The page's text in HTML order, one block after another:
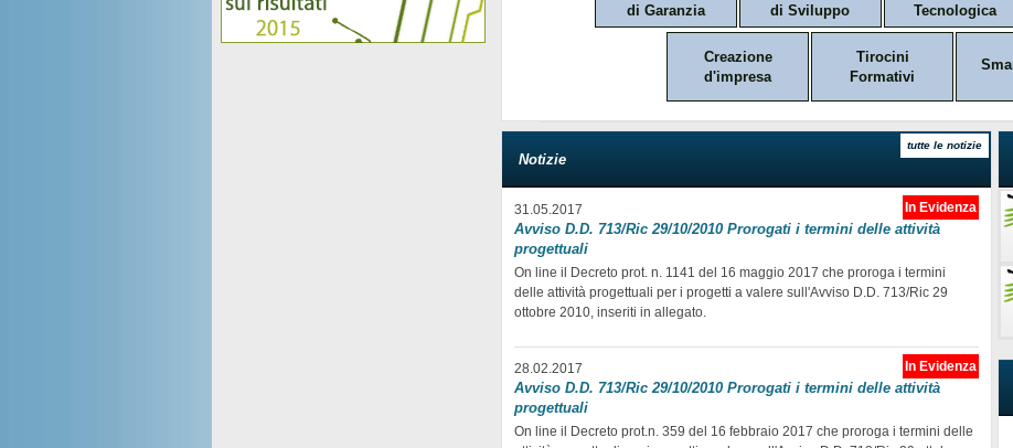
di Garanzia
di Sviluppo
Tecnologica
Creazione
d'impresa
Tirocini
Formativi
tutte le notizie
Notizie
In Evidenza
31.05.2017
Avviso D.D. 713/Ric 29/10/2010 Prorogati i termini delle attività
progettuali
On line il Decreto prot. n. 1141 del 16 maggio 2017 che proroga i termini
delle attività progettuali per i progetti a valere sull'Avviso D.D. 713/Ric 29
ottobre 2010, inseriti in allegato.
In Evidenza
28.02.2017
Avviso D.D. 713/Ric 29/10/2010 Prorogati i termini delle attività
progettuali
On line il Decreto prot.n. 359 del 16 febbraio 2017 che proroga i termini delle